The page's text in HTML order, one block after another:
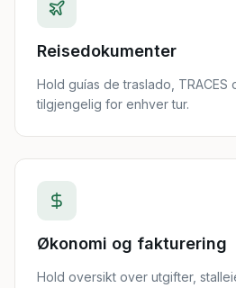
Reisedokumenter
Hold guías de traslado,
tilgjengelig for enhver tur.
Økonomi og fakturering
Hold oversikt over utgifter,